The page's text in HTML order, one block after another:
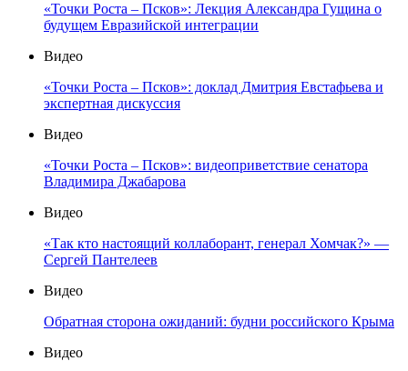
«Точки Роста – Псков»: Лекция Александра Гущина о
будущем Евразийской интеграции
Видео
«Точки Роста – Псков»: доклад Дмитрия Евстафьева и
экспертная дискуссия
Видео
«Точки Роста – Псков»: видеоприветствие сенатора
Владимира Джабарова
Видео
«Так кто настоящий коллаборант, генерал Хомчак?» —
Сергей Пантелеев
Видео
Обратная сторона ожиданий: будни российского Крыма
Видео